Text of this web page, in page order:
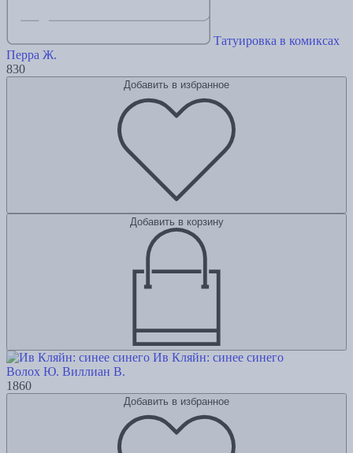
Татуировка в комиксах
Перра Ж.
830
Добавить в избранное
Добавить в корзину
Ив Кляйн: синее синего
Волох Ю. Виллиан В.
1860
Добавить в избранное